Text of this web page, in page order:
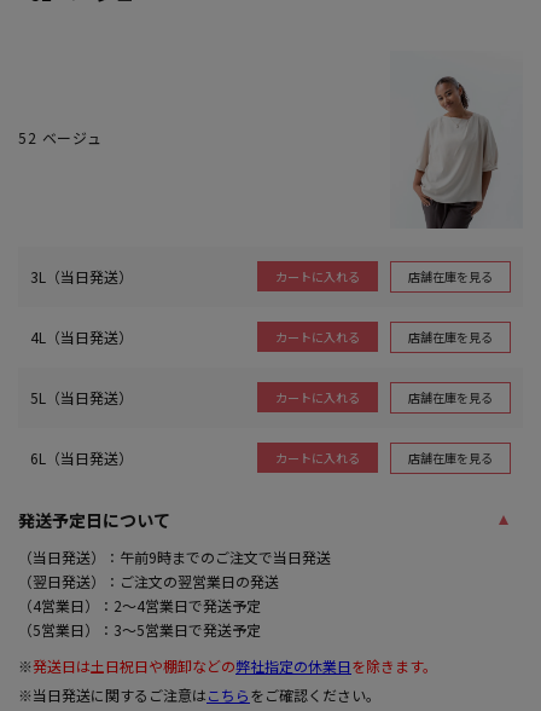
52 ベージュ
3L（当日発送） カートに入れる 店舗在庫を見る
4L（当日発送） カートに入れる 店舗在庫を見る
5L（当日発送） カートに入れる 店舗在庫を見る
6L（当日発送） カートに入れる 店舗在庫を見る
発送予定日について
（当日発送）：午前9時までのご注文で当日発送
（翌日発送）：ご注文の翌営業日の発送
（4営業日）：2～4営業日で発送予定
（5営業日）：3～5営業日で発送予定
※発送日は土日祝日や棚卸などの弊社指定の休業日を除きます。
※当日発送に関するご注意はこちらをご確認ください。